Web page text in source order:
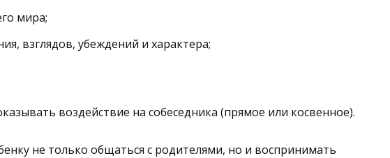
мира;
взглядов, убеждений и характера;
воздействие на собеседника (прямое или косвенное).
не только общаться с родителями, но и воспринимать